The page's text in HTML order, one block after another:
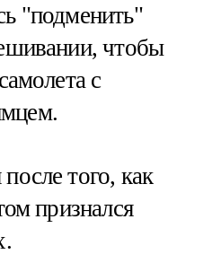
"подменить"
чтобы
с
того, как
признался